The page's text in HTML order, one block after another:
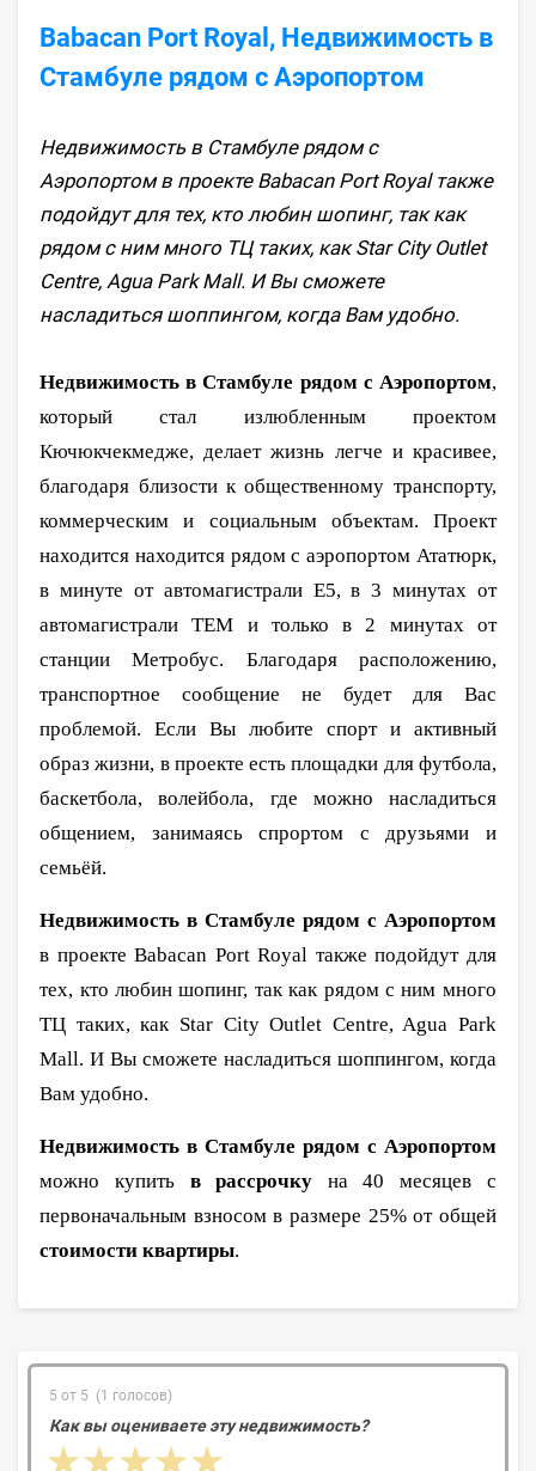
Babacan Port Royal, Недвижимость в
Стамбуле рядом с Аэропортом
Недвижимость в Стамбуле рядом с
Аэропортом​​​​​​​ в проекте Babacan Port Royal также
подойдут для тех, кто любин шопинг, так как
рядом с ним много ТЦ таких, как Star City Outlet
Centre, Agua Park Mall. И Вы сможете
насладиться шоппингом, когда Вам удобно.
Недвижимость в Стамбуле рядом с Аэропортом,
который стал излюбленным проектом
Кючюкчекмедже, делает жизнь легче и красивее,
благодаря близости к общественному транспорту,
коммерческим и социальным объектам. Проект
находится находится рядом с аэропортом Ататюрк,
в минуте от автомагистрали Е5, в 3 минутах от
автомагистрали ТЕМ и только в 2 минутах от
станции Метробус. Благодаря расположению,
транспортное сообщение не будет для Вас
проблемой.Если Вы любите спорт и активный
образ жизни, в проекте есть площадки для футбола,
баскетбола, волейбола, где можно насладиться
общением, занимаясь спрортом с друзьями и
семьёй.
Недвижимость в Стамбуле рядом с Аэропортом
в проекте Babacan Port Royal также подойдут для
тех, кто любин шопинг, так как рядом с ним много
ТЦ таких, как Star City Outlet Centre, Agua Park
Mall. И Вы сможете насладиться шоппингом, когда
Вам удобно.
Недвижимость в Стамбуле рядом с Аэропортом
можно купитьв рассрочку на 40 месяцев с
первоначальным взносом в размере 25% от общей
стоимости квартиры.
5 от 5 (1 голосов)
Как вы оцениваете эту недвижимость?
4 stars
3 stars
2 stars
1 star